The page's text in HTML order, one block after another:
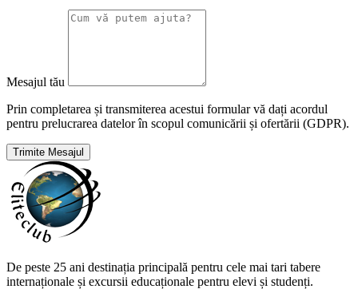
Mesajul tău
Prin completarea și transmiterea acestui formular vă dați acordul
pentru prelucrarea datelor în scopul comunicării și ofertării (GDPR).
Trimite Mesajul
De peste 25 ani destinația principală pentru cele mai tari tabere
internaționale și excursii educaționale pentru elevi și studenți.